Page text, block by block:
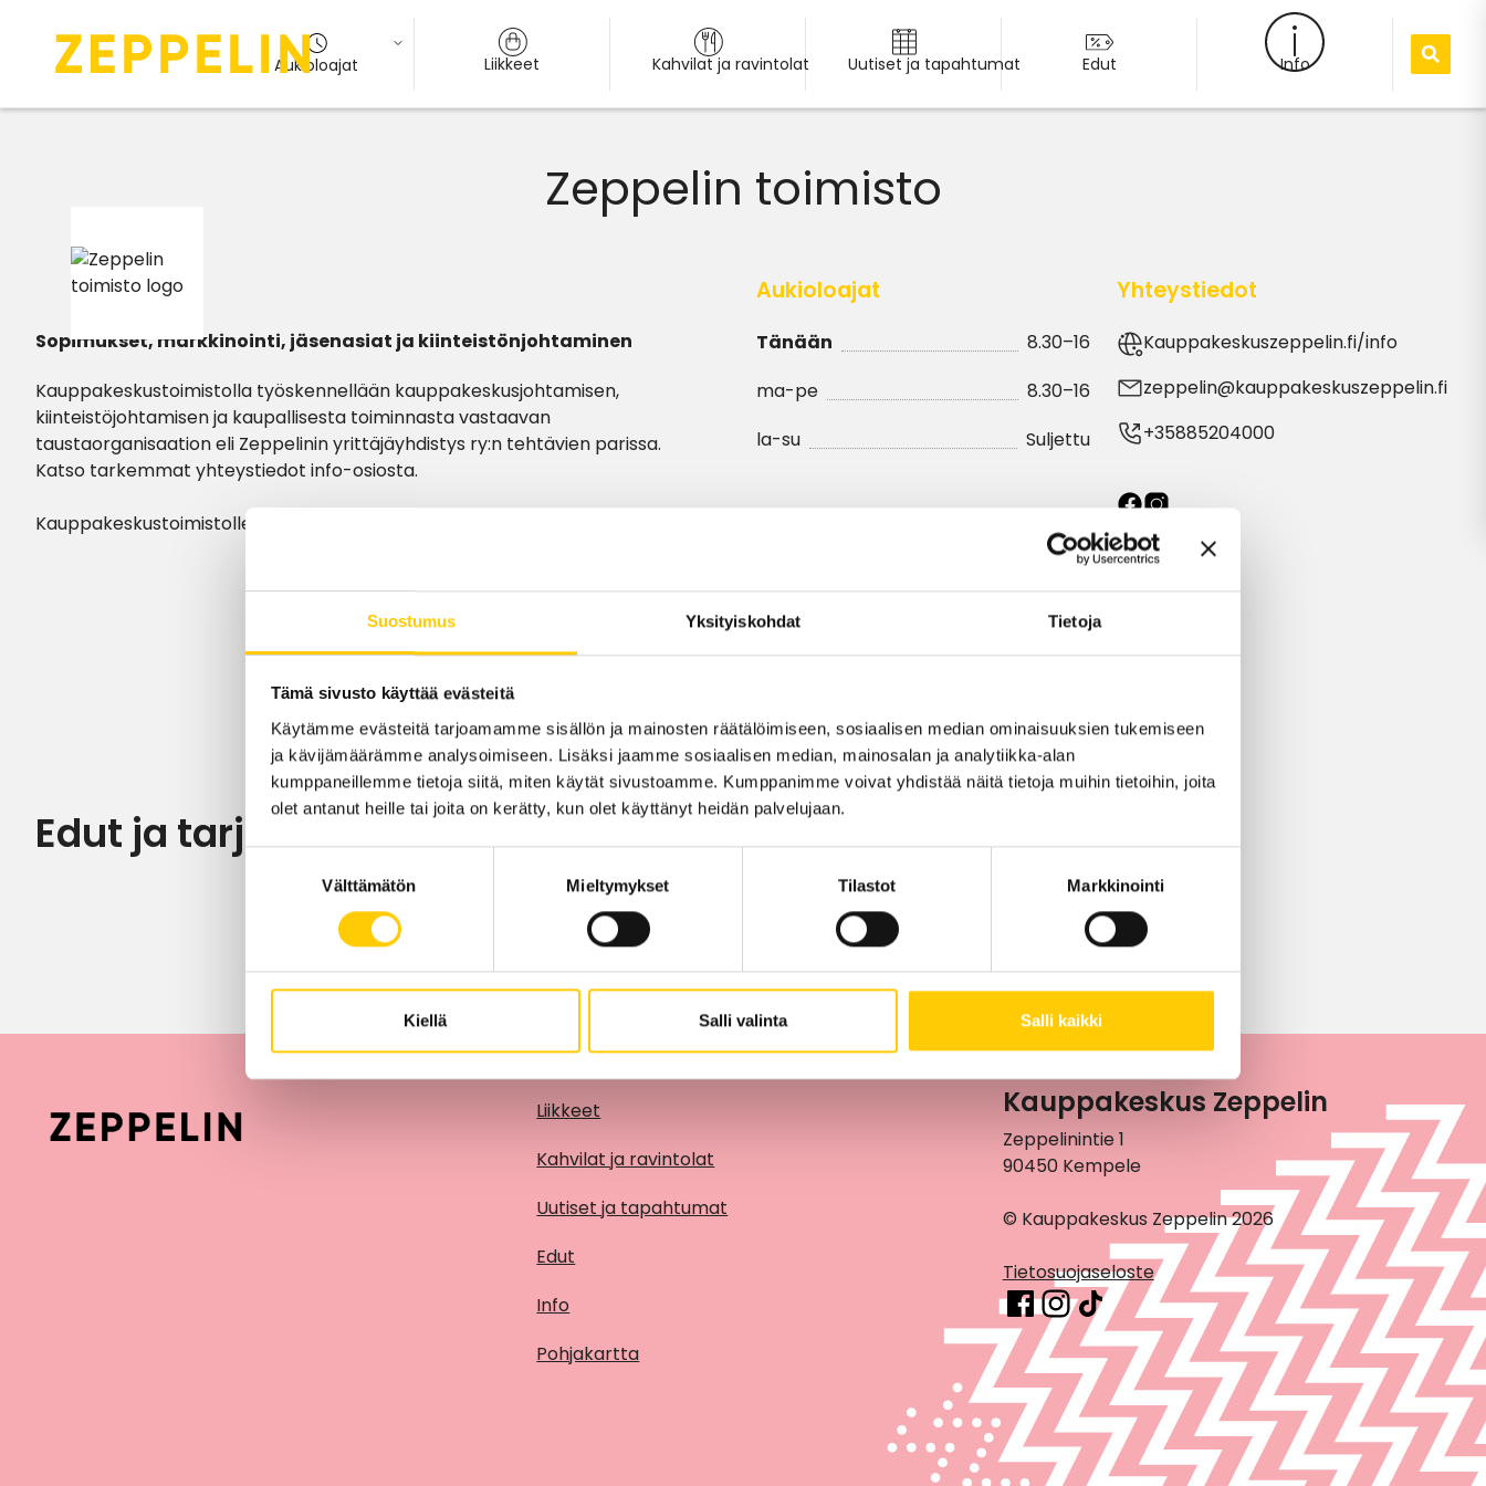
Suostumus Yksityiskohdat Tietoja
Tämä sivusto käyttää evästeitä
Käytämme evästeitä tarjoamamme sisällön ja mainosten räätälöimiseen, sosiaalisen median ominaisuuksien tukemiseen
ja kävijämäärämme analysoimiseen. Lisäksi jaamme sosiaalisen median, mainosalan ja analytiikka-alan
kumppaneillemme tietoja siitä, miten käytät sivustoamme. Kumppanimme voivat yhdistää näitä tietoja muihin tietoihin, joita
olet antanut heille tai joita on kerätty, kun olet käyttänyt heidän palvelujaan.
Välttämätön Mieltymykset Tilastot Markkinointi
Kiellä Salli valinta Salli kaikki
Aukioloajat Liikkeet Kahvilat ja ravintolat Uutiset ja tapahtumat Edut Info
Zeppelin toimisto
Sopimukset, markkinointi, jäsenasiat ja kiinteistönjohtaminen
Kauppakeskustoimistolla työskennellään kauppakeskusjohtamisen,
kiinteistöjohtamisen ja kaupallisesta toiminnasta vastaavan
taustaorganisaation eli Zeppelinin yrittäjäyhdistys ry:n tehtävien parissa.
Katso tarkemmat yhteystiedot info-osiosta.
Aukioloajat
Tänään
8.30–16
ma-pe
8.30–16
la-su
Suljettu
Yhteystiedot
Kauppakeskuszeppelin.fi/info
zeppelin@kauppakeskuszeppelin.fi
+35885204000
Sijainti kauppakeskuksessa
KRS 2
Edut ja tarjoukset
Liikkeet
Kahvilat ja ravintolat
Uutiset ja tapahtumat
Edut
Info
Pohjakartta
Kauppakeskus Zeppelin
Zeppelinintie 1
90450 Kempele
© Kauppakeskus Zeppelin 2026
Tietosuojaseloste